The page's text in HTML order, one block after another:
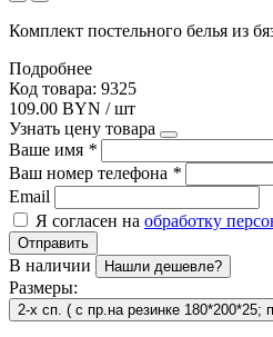
Комплект постельного белья из
Подробнее
Код товара: 9325
109.00 BYN / шт
Узнать цену товара
Ваше имя *
Ваш номер телефона *
Email
Я согласен на обработку
Отправить
В наличии Нашли дешевле?
Размеры:
2-х сп. ( с пр.на резинке 180*200*25;